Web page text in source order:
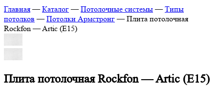
Главная — Каталог — Потолочные системы — Типы
потолков — Потолки Армстронг — Плита потолочная
Rockfon — Artic (E15)
Плита потолочная Rockfon — Artic (E15)